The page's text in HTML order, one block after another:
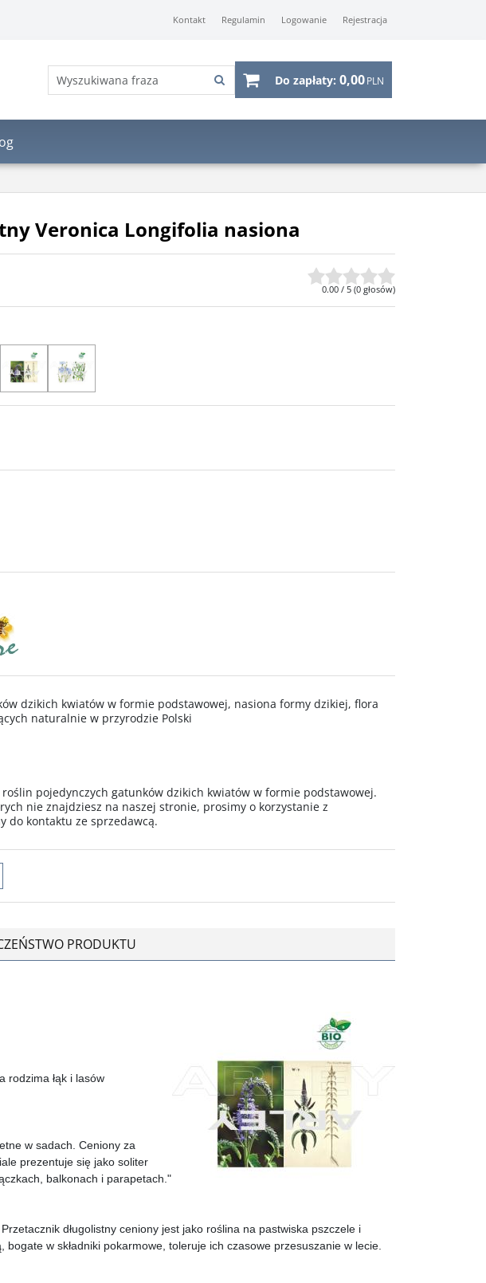
Kontakt Regulamin Logowanie Rejestracja
Do zapłaty: 0,00PLN
Veronica Longifolia nasiona
0.00 / 5 (0 głosów)
dzikich kwiatów w formie podstawowej, nasiona formy dzikiej, flora
naturalnie w przyrodzie Polski
pojedynczych gatunków dzikich kwiatów w formie podstawowej.
nie znajdziesz na naszej stronie, prosimy o korzystanie z
do kontaktu ze sprzedawcą.
PRODUKTU
rodzima łąk i lasów
w sadach. Ceniony za
prezentuje się jako soliter
balkonach i parapetach."
długolistny ceniony jest jako roślina na pastwiska pszczele i
w składniki pokarmowe, toleruje ich czasowe przesuszanie w lecie.